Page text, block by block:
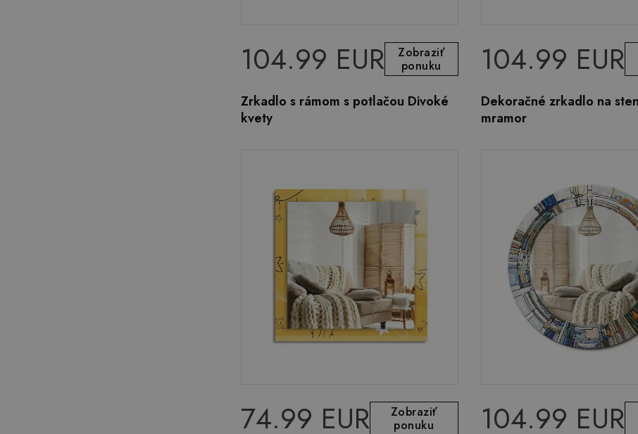
104.99 EUR
Zobraziť
ponuku
Zrkadlo s rámom s potlačou Divoké
kvety
104.99 EUR
Dekoračné zrkadlo na
mramor
74.99 EUR
Zobraziť
ponuku
104.99 EUR